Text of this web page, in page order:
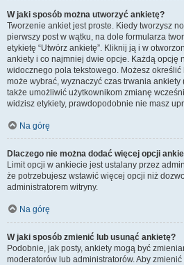
W jaki sposób można utworzyć ankietę?
Tworzenie ankiet jest proste. Kiedy tworzysz
pierwszy post w wątku, na dole formularza
etykietę “Utwórz ankietę”. Kliknij ją i w
ankiety i co najmniej dwie opcje. Każdą opcję
widocznego pola tekstowego. Możesz
może wybrać, wyznaczyć czas trwania
także umożliwić użytkownikom zmianę
widzisz etykiety, prawdopodobnie nie masz
Na górę
Dlaczego nie można dodać więcej opcji
Limit opcji w ankiecie jest ustalany przez
że potrzebujesz wstawić więcej opcji niż
administratorem witryny.
Na górę
W jaki sposób zmienić lub usunąć ankietę?
Podobnie, jak posty, ankiety mogą być
moderatorów lub administratorów. Aby